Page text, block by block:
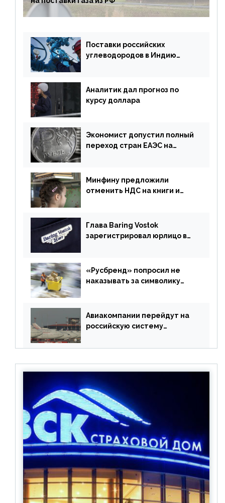
Поставки российских
углеводородов в Индию
Аналитик дал прогноз по
курсу доллара
Экономист допустил полный
переход стран ЕАЭС на
Минфину предложили
отменить НДС на книги и
Глава Baring Vostok
зарегистрировал юрлицо в
«Русбренд» попросил не
наказывать за символику
Авиакомпании перейдут на
российскую систему